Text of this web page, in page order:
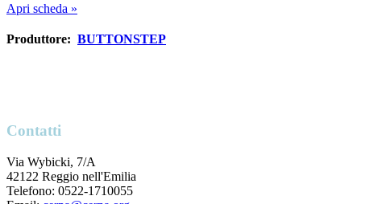
Apri scheda »
Produttore: BUTTONSTEP
Contatti
Via Wybicki, 7/A
42122 Reggio nell'Emilia
Telefono: 0522-1710055